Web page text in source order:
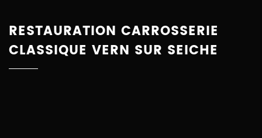
RESTAURATION CARROSSERIE
CLASSIQUE VERN SUR SEICHE